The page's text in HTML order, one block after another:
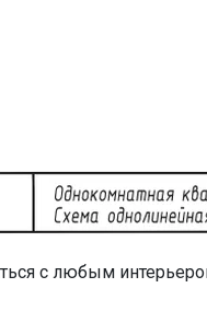
с любым